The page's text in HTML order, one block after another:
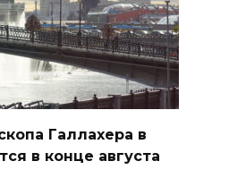
Галлахера в
в конце августа